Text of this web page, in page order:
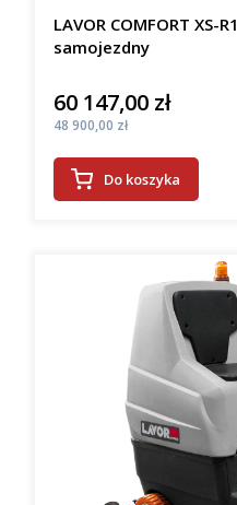
LAVOR COMFORT XS-
samojezdny
Cena
60 147,00 zł
Cena
48 900,00 zł
Do koszyka